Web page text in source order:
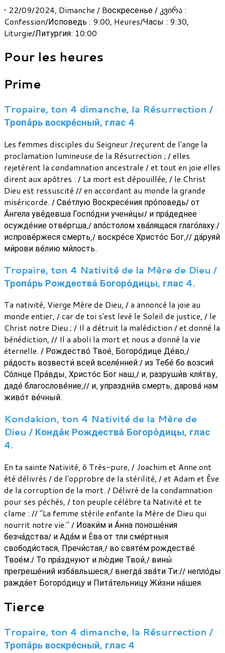
• 22/09/2024, Dimanche / Bоскресенье / კვირა :
Confession/Исповедь : 9:00, Heures/Часы : 9:30,
Liturgie/Литургия: 10:00
Pour les heures
Prime
Tropaire, ton 4 dimanche, la Résurrection /
Тропа́рь воскре́сный, глас 4
Les femmes disciples du Seigneur /reçurent de l'ange la
proclamation lumineuse de la Résurrection ; / elles
rejetèrent la condamnation ancestrale / et tout en joie elles
dirent aux apôtres : / La mort est dépouillée, / le Christ
Dieu est ressuscité // en accordant au monde la grande
miséricorde. / Све́тлую Воскресе́ния про́поведь/ от
А́нгела уве́девша Госпо́дни учени́цы/ и пра́деднее
осужде́ние отве́ргша,/ апо́столом хва́лящася глаго́лаху:/
испрове́ржеся смерть,/ воскре́се Христо́с Бог,// да́руяй
ми́рови ве́лию ми́лость.
Tropaire, ton 4 Nativité de la Mère de Dieu /
Тропа́рь Рождества́ Богоро́дицы, глас 4.
Ta nativité, Vierge Mère de Dieu, / a annoncé la joie au
monde entier, / car de toi s'est levé le Soleil de justice, / le
Christ notre Dieu ; / Il a détruit la malédiction / et donné la
bénédiction, // Il a aboli la mort et nous a donné la vie
éternelle. / Рождество́ Твое́, Богоро́дице Де́во,/
ра́дость возвести́ всей вселе́нней:/ из Тебе́ бо возсия́
Со́лнце Пра́вды, Христо́с Бог наш,/ и, разруши́в кля́тву,
даде́ благослове́ние,// и, упраздни́в смерть, дарова́ нам
живо́т ве́чный.
Kondakion, ton 4 Nativité de la Mère de
Dieu / Конда́к Рождества́ Богоро́дицы, глас
4.
En ta sainte Nativité, ô Très-pure, / Joachim et Anne ont
été délivrés / de l'opprobre de la stérilité, / et Adam et Ève
de la corruption de la mort. / Délivré de la condamnation
pour ses péchés, / ton peuple célèbre ta Nativité et te
clame : // "La femme stérile enfante la Mère de Dieu qui
nourrit notre vie." / Иоаки́м и А́нна поноше́ния
безча́дства/ и Ада́м и Éва от тли сме́ртныя
свободи́стася, Пречи́стая,/ во святе́м рождестве́
Твое́м./ То пра́зднуют и лю́дие Твои́,/ вины́
прегреше́ний изба́вльшеся,/ внегда́ зва́ти Ти:// непло́ды
ражда́ет Богоро́дицу и Пита́тельницу Жи́зни на́шея.
Tierce
Tropaire, ton 4 dimanche, la Résurrection /
Тропа́рь воскре́сный, глас 4